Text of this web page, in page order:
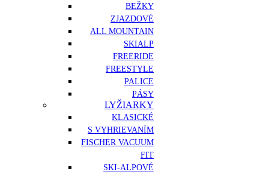
BEŽKY
ZJAZDOVÉ
ALL MOUNTAIN
SKIALP
FREERIDE
FREESTYLE
PALICE
PÁSY
LYŽIARKY
KLASICKÉ
S VYHRIEVANÍM
FISCHER VACUUM
FIT
SKI-ALPOVÉ